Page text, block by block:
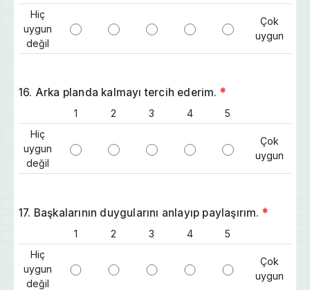
Hiç
uygun
değil
Çok
uygun
16. Arka planda kalmayı tercih ederim. *
1 2 3 4
5
Hiç
uygun
değil
Çok
uygun
17. Başkalarının duygularını anlayıp paylaşırım. *
1 2 3 4
5
Hiç
uygun
değil
Çok
uygun